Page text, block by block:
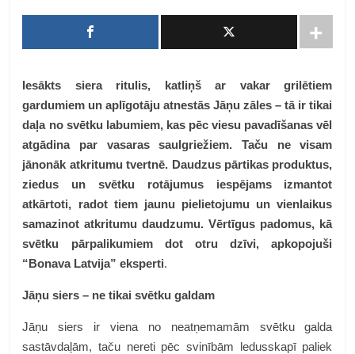
Iesākts siera ritulis, katliņš ar vakar grilētiem
gardumiem un aplīgotāju atnestās Jāņu zāles – tā ir tikai
daļa no svētku labumiem, kas pēc viesu pavadīšanas vēl
atgādina par vasaras saulgriežiem. Taču ne visam
jānonāk atkritumu tvertnē. Daudzus pārtikas produktus,
ziedus un svētku rotājumus iespējams izmantot
atkārtoti, radot tiem jaunu pielietojumu un vienlaikus
samazinot atkritumu daudzumu. Vērtīgus padomus, kā
svētku pārpalikumiem dot otru dzīvi, apkopojuši
“Bonava Latvija” eksperti.
Jāņu siers – ne tikai svētku galdam
Jāņu siers ir viena no neatņemamām svētku galda
sastāvdaļām, taču nereti pēc svinībām ledusskapī paliek